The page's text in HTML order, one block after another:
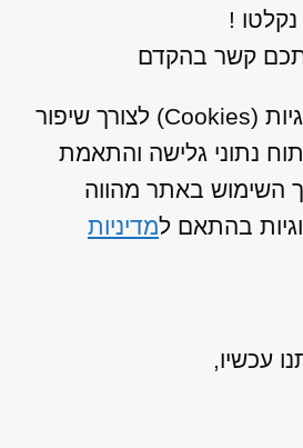
!
קשר בהקדם
האתר משתמש בעוגיות (Cookies) לצורך שיפור
נתוני גלישה והתאמת
השימוש באתר מהווה
בהתאם למדיניות
עכשיו,